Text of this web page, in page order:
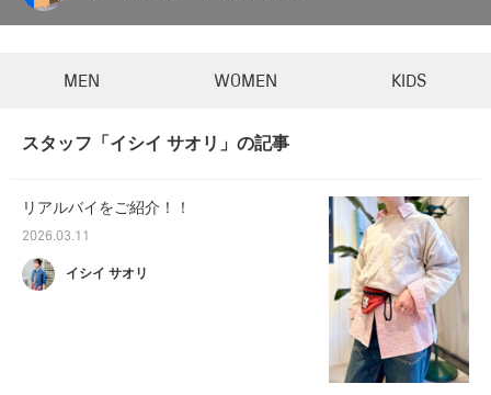
MEN WOMEN KIDS
スタッフ「イシイ サオリ」の記事
リアルバイをご紹介！！
2026.03.11
イシイ サオリ